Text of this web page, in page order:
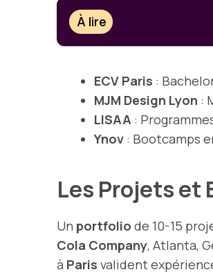
À lire
ECV Paris :
MJM Design Lyon :
LISAA :
Ynov : Bootcamps
Les Projets et
Un portfolio de 10-15
Cola Company, Atlanta,
à Paris valident